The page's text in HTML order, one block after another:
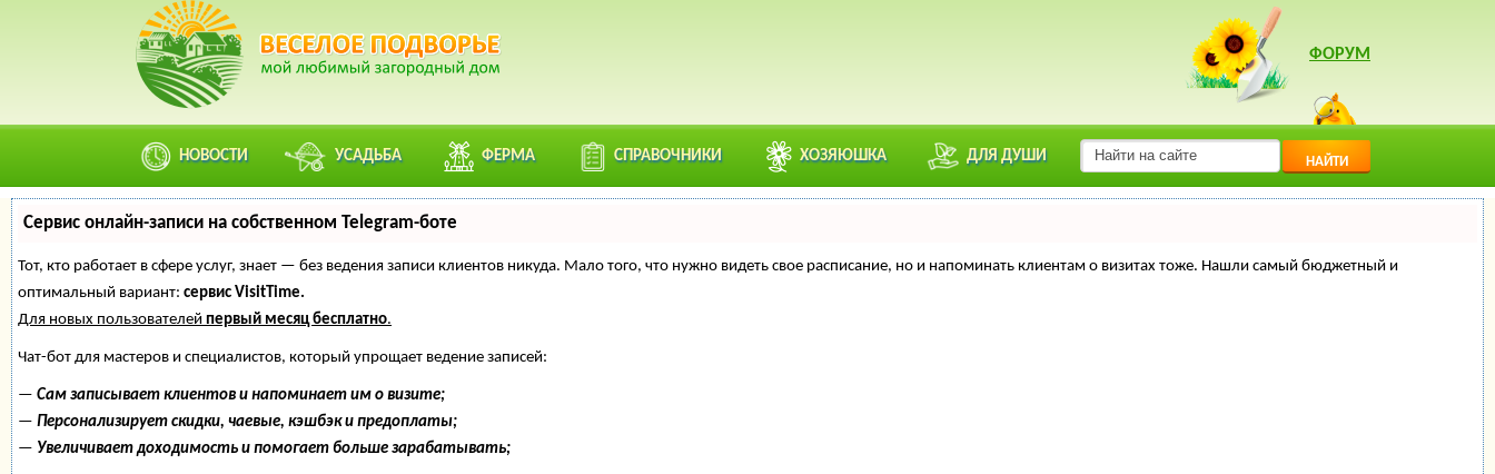
ФОРУМ
НОВОСТИ УСАДЬБА ФЕРМА СПРАВОЧНИКИ ХОЗЯЮШКА ДЛЯ ДУШИ НАЙТИ
Сервис онлайн-записи на собственном Telegram-боте
Тот, кто работает в сфере услуг, знает — без ведения записи клиентов никуда. Мало того, что нужно видеть свое расписание, но и напоминать клиентам о визитах тоже. Нашли самый бюджетный и
оптимальный вариант: сервис VisitTime.
Для новых пользователей первый месяц бесплатно.
Чат-бот для мастеров и специалистов, который упрощает ведение записей:
— Сам записывает клиентов и напоминает им о визите;
— Персонализирует скидки, чаевые, кэшбэк и предоплаты;
— Увеличивает доходимость и помогает больше зарабатывать;